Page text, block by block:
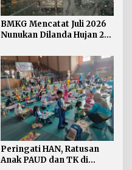
BMKG Mencatat Juli 2026
Nunukan Dilanda Hujan 23
Peringati HAN, Ratusan
Anak PAUD dan TK di